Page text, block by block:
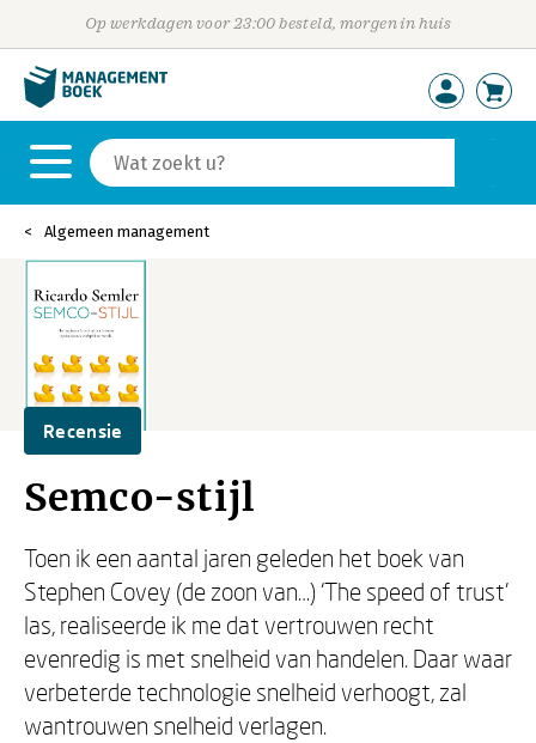
Op werkdagen voor 23:00 besteld, morgen in huis
Algemeen management
Recensie
Semco-stijl
Toen ik een aantal jaren geleden het boek van
Stephen Covey (de zoon van…) ‘The speed of trust’
las, realiseerde ik me dat vertrouwen recht
evenredig is met snelheid van handelen. Daar waar
verbeterde technologie snelheid verhoogt, zal
wantrouwen snelheid verlagen.